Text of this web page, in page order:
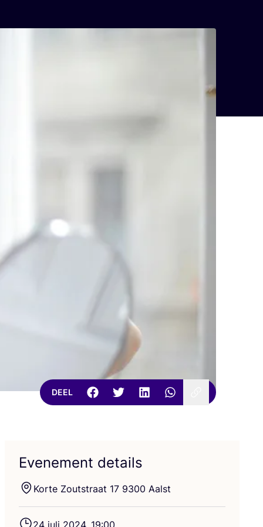
DEEL
Evenement details
Kor­te Zout­straat 17 9300 Aalst
24 juli 2024, 19:00